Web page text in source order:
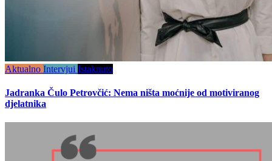
Aktualno Intervjui Istaknuto
Jadranka Čulo Petrovčić: Nema ništa moćnije od motiviranog
djelatnika